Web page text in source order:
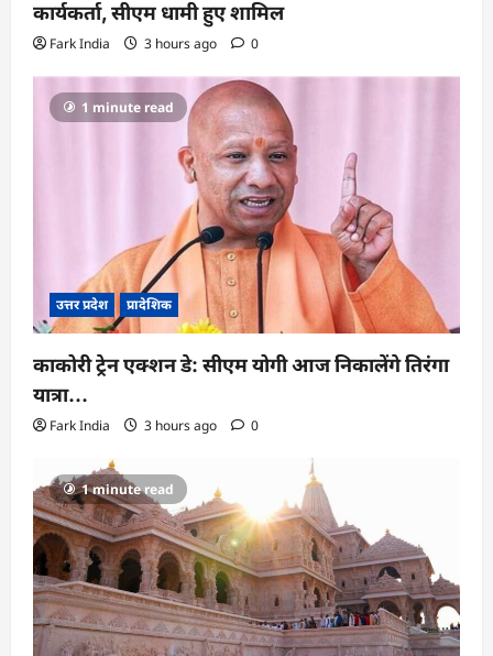
कार्यकर्ता, सीएम धामी हुए शामिल
Fark India 3 hours ago 0
1 minute read
उत्तर प्रदेश प्रादेशिक
काकोरी ट्रेन एक्शन डे: सीएम योगी आज निकालेंगे तिरंगा
यात्रा…
Fark India 3 hours ago 0
1 minute read